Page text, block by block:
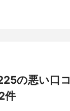
の悪い口コ
件